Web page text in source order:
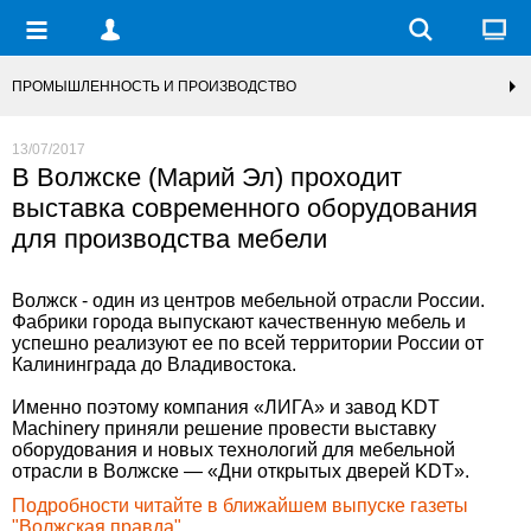
ПРОМЫШЛЕННОСТЬ И ПРОИЗВОДСТВО
13/07/2017
В Волжске (Марий Эл) проходит
выставка современного оборудования
для производства мебели
Волжск - один из центров мебельной отрасли России.
Фабрики города выпускают качественную мебель и
успешно реализуют ее по всей территории России от
Калининграда до Владивостока.
Именно поэтому компания «ЛИГА» и завод KDT
Machinery приняли решение провести выставку
оборудования и новых технологий для мебельной
отрасли в Волжске — «Дни открытых дверей KDT».
Подробности читайте в ближайшем выпуске газеты
"Волжская правда".